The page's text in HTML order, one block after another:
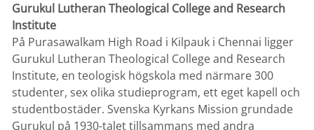
Gurukul Lutheran Theological College and Research
Institute
På Purasawalkam High Road i Kilpauk i Chennai ligger
Gurukul Lutheran Theological College and Research
Institute, en teologisk högskola med närmare 300
studenter, sex olika studieprogram, ett eget kapell och
studentbostäder. Svenska Kyrkans Mission grundade
Gurukul på 1930-talet tillsammans med andra